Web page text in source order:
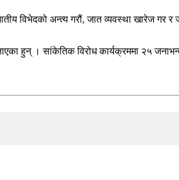
विभेदको अन्त्य गरौं, जात व्यवस्था खारेज गर र
हुन् । सांकेतिक विरोध कार्यक्रममा २५